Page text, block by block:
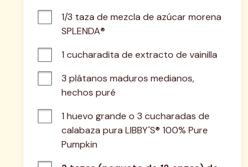
1/3 taza de mezcla de azúcar morena
SPLENDA®
1 cucharadita de extracto de vainilla
3 plátanos maduros medianos,
hechos puré
1 huevo grande o 3 cucharadas de
calabaza pura LIBBY'S® 100% Pure
Pumpkin